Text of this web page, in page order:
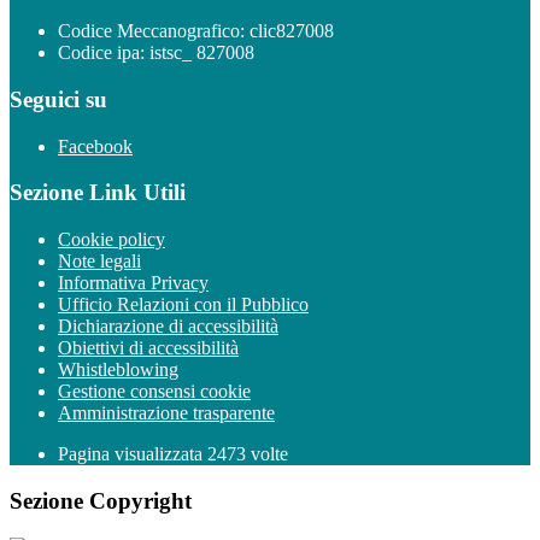
Codice Meccanografico: clic827008
Codice ipa: istsc_ 827008
Seguici su
Facebook
Sezione Link Utili
Cookie policy
Note legali
Informativa Privacy
Ufficio Relazioni con il Pubblico
Dichiarazione di accessibilità
Obiettivi di accessibilità
Whistleblowing
Gestione consensi cookie
Amministrazione trasparente
Pagina visualizzata 2473 volte
Sezione Copyright